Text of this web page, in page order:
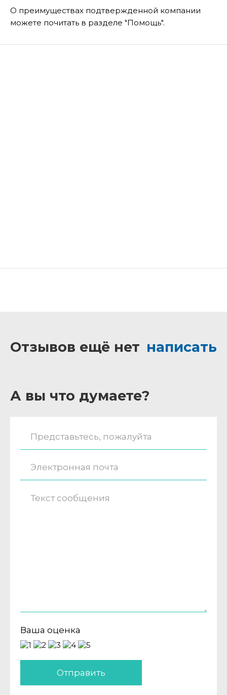
О преимуществах подтвержденной компании
можете почитать в разделе "Помощь".
Отзывов ещё нет написать
А вы что думаете?
Ваша оценка
Отправить